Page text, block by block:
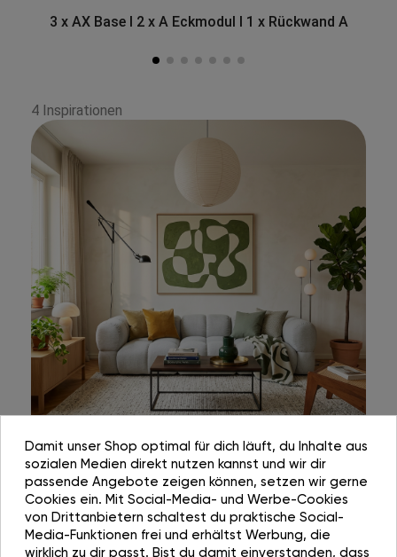
3 x AX Base I 2 x A Eckmodul I 1 x Rückwand A
4 Inspirationen
Damit unser Shop optimal für dich läuft, du Inhalte aus
sozialen Medien direkt nutzen kannst und wir dir
passende Angebote zeigen können, setzen wir gerne
Cookies ein. Mit Social-Media- und Werbe-Cookies
von Drittanbietern schaltest du praktische Social-
Media-Funktionen frei und erhältst Werbung, die
wirklich zu dir passt. Bist du damit einverstanden, dass